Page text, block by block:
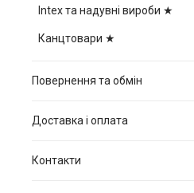
Intex та надувні вироби ★
Канцтовари ★
Повернення та обмін
Доставка і оплата
Контакти